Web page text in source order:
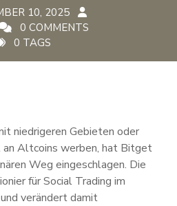
10, 2025
0 COMMENTS
0 TAGS
niedrigeren Gebieten oder
Altcoins werben, hat Bitget
Weg eingeschlagen. Die
für Social Trading im
verändert damit